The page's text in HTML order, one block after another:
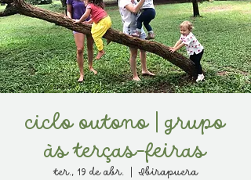
ciclo outono | grupo
às terças-feiras
ter., 19 de abr.
  |
Ibirapuera